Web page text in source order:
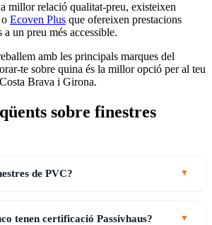
millor relació qualitat-preu, existeixen
o Ecoven Plus que ofereixen prestacions
un preu més accessible.
amb les principals marques del
te sobre quina és la millor opció per al teu
Brava i Girona.
sobre finestres
de PVC?
tenen certificació Passivhaus?